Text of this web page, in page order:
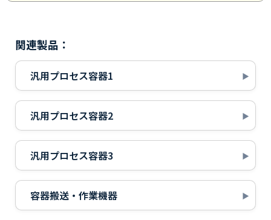
関連製品：
汎用プロセス容器1
汎用プロセス容器2
汎用プロセス容器3
容器搬送・作業機器